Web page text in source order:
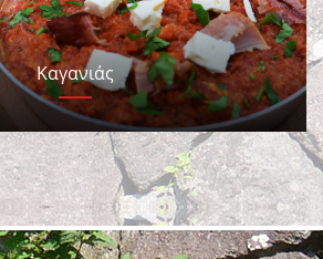
Καγανιάς